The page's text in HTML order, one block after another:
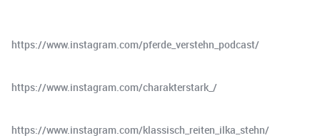
https://www.instagram.com/pferde_verstehn_podcast/
https://www.instagram.com/charakterstark_/
https://www.instagram.com/klassisch_reiten_ilka_stehn/